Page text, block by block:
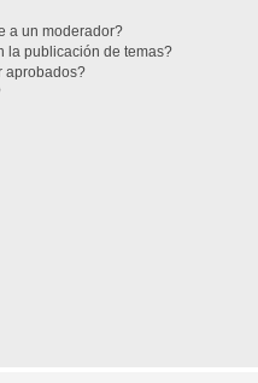
a un moderador?
la publicación de temas?
aprobados?